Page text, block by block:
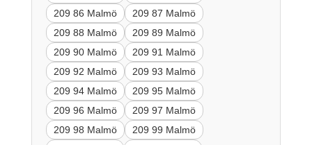
209 86 Malmö
209 87 Malmö
209 88 Malmö
209 89 Malmö
209 90 Malmö
209 91 Malmö
209 92 Malmö
209 93 Malmö
209 94 Malmö
209 95 Malmö
209 96 Malmö
209 97 Malmö
209 98 Malmö
209 99 Malmö